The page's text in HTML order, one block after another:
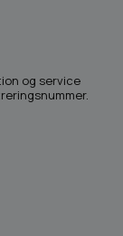
og service